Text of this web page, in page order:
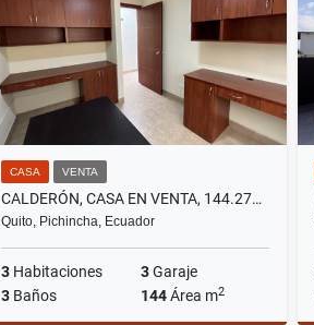
CASA VENTA
CALDERÓN, CASA EN VENTA, 144.27M2, 3 HABITACIONES
Quito, Pichincha, Ecuador
3 Habitaciones 3Garaje
3 Baños 144Área m2